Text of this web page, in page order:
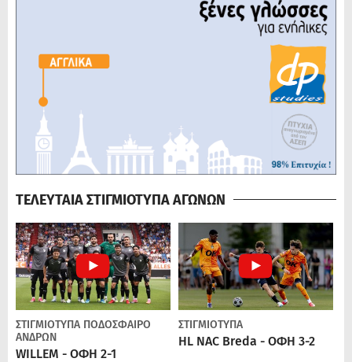
ΤΕΛΕΥΤΑΙΑ ΣΤΙΓΜΙΟΤΥΠΑ ΑΓΩΝΩΝ
ΣΤΙΓΜΙΟΤΥΠΑ ΠΟΔΌΣΦΑΙΡΟ
ΑΝΔΡΏΝ
WILLEM - ΟΦΗ 2-1
ΣΤΙΓΜΙΟΤΥΠΑ
HL NAC Breda - ΟΦΗ 3-2